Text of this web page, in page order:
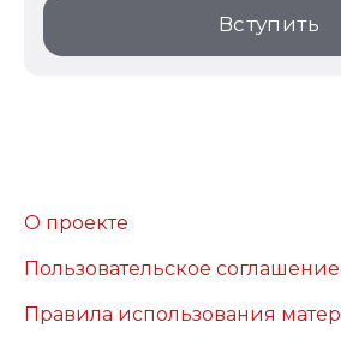
Вступить
О проекте
Пользовательское соглашение
Правила использования